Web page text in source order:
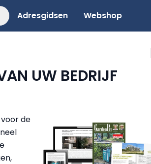
Adresgidsen Webshop
UW BEDRIJF
de